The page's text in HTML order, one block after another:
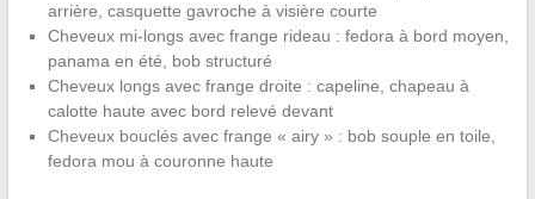
arrière, casquette gavroche à visière courte
Cheveux mi-longs avec frange rideau : fedora à bord moyen,
panama en été, bob structuré
Cheveux longs avec frange droite : capeline, chapeau à
calotte haute avec bord relevé devant
Cheveux bouclés avec frange « airy » : bob souple en toile,
fedora mou à couronne haute